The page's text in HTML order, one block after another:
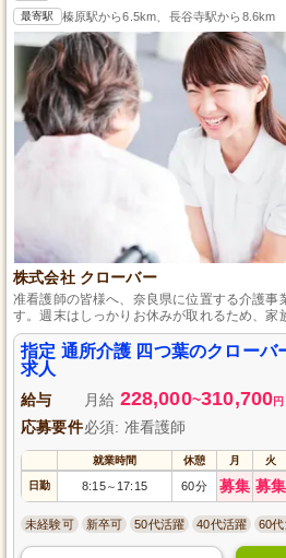
最寄駅 榛原駅から6.5km、長谷寺駅から8.6km
株式会社 クローバー
准看護師の皆様へ、奈良県に位置する介護事
す。週末はしっかりお休みが取れるため、家
ることができ、プライベートも大事にでき
高齢者看護に興味がある方やじっくりと利用
と考えている方には最適な職場です。安心
で、サポート体制も充実しています。
指定 通所介護 四つ葉のクローバ
求人
給与 月給 228,000~310,700円
応募要件必須: 准看護師
就業時間 休憩 月 火
日勤 8:15～ 17:15 60分 募集 募集
未経験可 新卒可 50代活躍 40代活躍 60